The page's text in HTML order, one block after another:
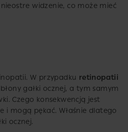
widzenie, co może mieć
W przypadku retinopatii
gałki ocznej, a tym samym
Czego konsekwencją jest
i mogą pękać. Właśnie dlatego
ocznej.